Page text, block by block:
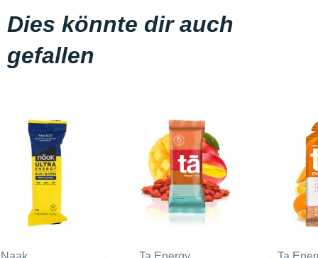
Dies könnte dir auch
gefallen